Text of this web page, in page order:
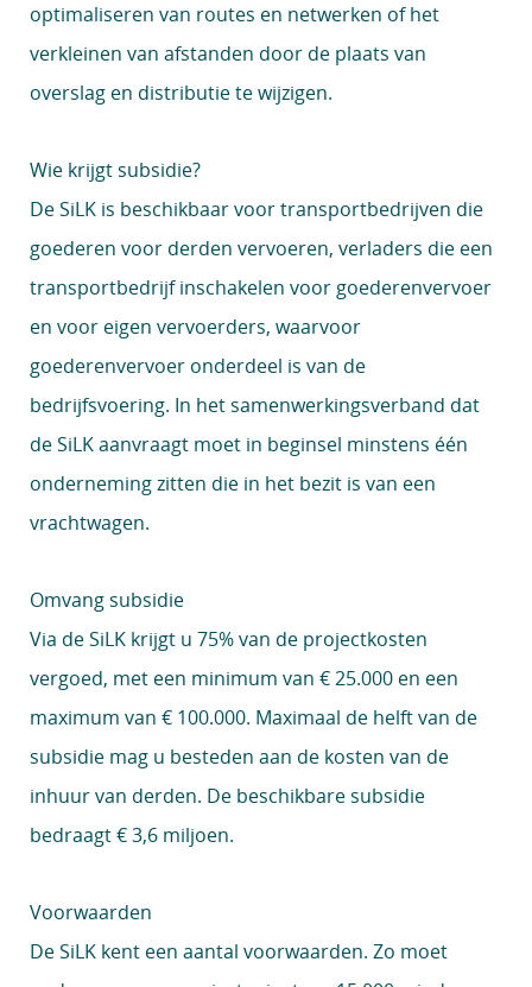
optimaliseren van routes en netwerken of het
verkleinen van afstanden door de plaats van
overslag en distributie te wijzigen.
Wie krijgt subsidie?
De SiLK is beschikbaar voor transportbedrijven die
goederen voor derden vervoeren, verladers die een
transportbedrijf inschakelen voor goederenvervoer
en voor eigen vervoerders, waarvoor
goederenvervoer onderdeel is van de
bedrijfsvoering. In het samenwerkingsverband dat
de SiLK aanvraagt moet in beginsel minstens één
onderneming zitten die in het bezit is van een
vrachtwagen.
Omvang subsidie
Via de SiLK krijgt u 75% van de projectkosten
vergoed, met een minimum van € 25.000 en een
maximum van € 100.000. Maximaal de helft van de
subsidie mag u besteden aan de kosten van de
inhuur van derden. De beschikbare subsidie
bedraagt € 3,6 miljoen.
Voorwaarden
De SiLK kent een aantal voorwaarden. Zo moet